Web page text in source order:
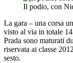
Il podio, con
La gara – una corsa
visto al via in totale
Prada sono maturati
riservata ai classe
sesto.